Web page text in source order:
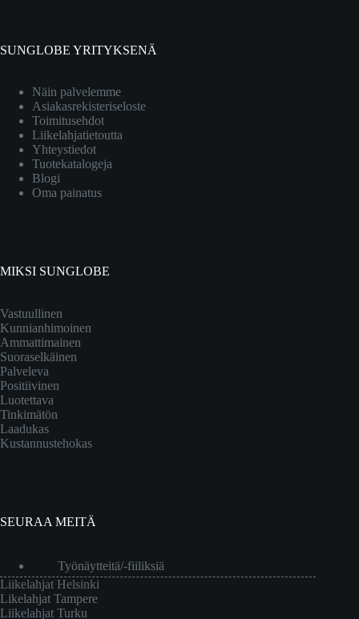
SUNGLOBE YRITYKSENÄ
Näin palvelemme
Asiakasrekisteriseloste
Toimitusehdot
Liikelahjatietoutta
Yhteystiedot
Tuotekatalogeja
Blogi
Oma painatus
MIKSI SUNGLOBE
Vastuullinen
Kunnianhimoinen
Ammattimainen
Suoraselkäinen
Palveleva
Positiivinen
Luotettava
Tinkimätön
Laadukas
Kustannustehokas
SEURAA MEITÄ
Työnäytteitä/-fiiliksiä
Liikelahjat Helsinki
Likelahjat Tampere
Liikelahjat Turku